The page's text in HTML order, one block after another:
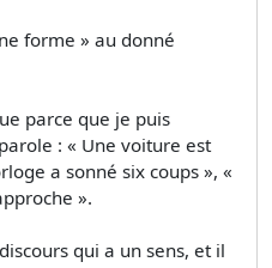
forme » au donné
parce que je puis
: « Une voiture est
a sonné six coups », «
».
qui a un sens, et il